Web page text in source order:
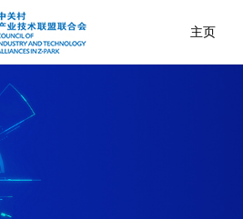
主页